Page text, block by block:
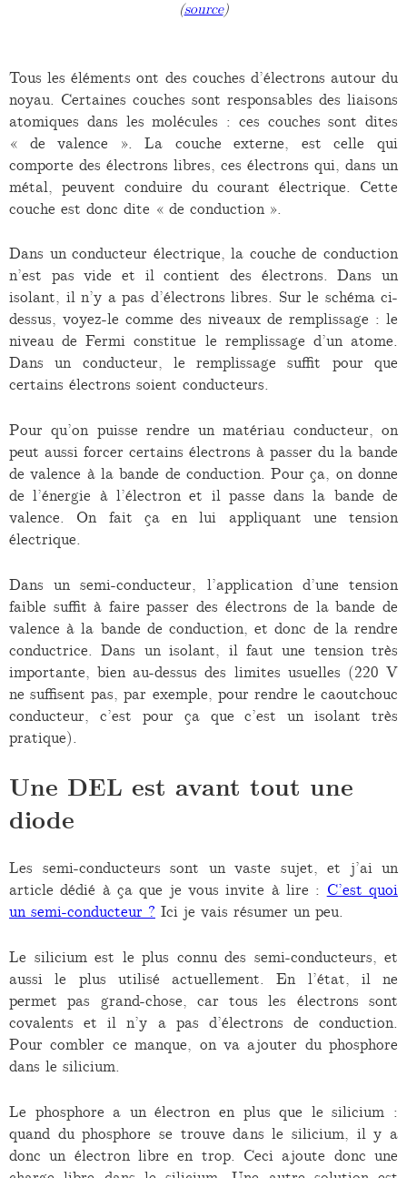
(source)
Tous les éléments ont des couches d’électrons autour du
noyau. Certaines couches sont responsables des liaisons
atomiques dans les molécules : ces couches sont dites
« de valence ». La couche externe, est celle qui
comporte des électrons libres, ces électrons qui, dans un
métal, peuvent conduire du courant électrique. Cette
couche est donc dite « de conduction ».
Dans un conducteur électrique, la couche de conduction
n’est pas vide et il contient des électrons. Dans un
isolant, il n’y a pas d’électrons libres. Sur le schéma ci-
dessus, voyez-le comme des niveaux de remplissage : le
niveau de Fermi constitue le remplissage d’un atome.
Dans un conducteur, le remplissage suffit pour que
certains électrons soient conducteurs.
Pour qu’on puisse rendre un matériau conducteur, on
peut aussi forcer certains électrons à passer du la bande
de valence à la bande de conduction. Pour ça, on donne
de l’énergie à l’électron et il passe dans la bande de
valence. On fait ça en lui appliquant une tension
électrique.
Dans un semi-conducteur, l’application d’une tension
faible suffit à faire passer des électrons de la bande de
valence à la bande de conduction, et donc de la rendre
conductrice. Dans un isolant, il faut une tension très
importante, bien au-dessus des limites usuelles (220 V
ne suffisent pas, par exemple, pour rendre le caoutchouc
conducteur, c’est pour ça que c’est un isolant très
pratique).
Une DEL est avant tout une
diode
Les semi-conducteurs sont un vaste sujet, et j’ai un
article dédié à ça que je vous invite à lire : C’est quoi
un semi-conducteur ? Ici je vais résumer un peu.
Le silicium est le plus connu des semi-conducteurs, et
aussi le plus utilisé actuellement. En l’état, il ne
permet pas grand-chose, car tous les électrons sont
covalents et il n’y a pas d’électrons de conduction.
Pour combler ce manque, on va ajouter du phosphore
dans le silicium.
Le phosphore a un électron en plus que le silicium :
quand du phosphore se trouve dans le silicium, il y a
donc un électron libre en trop. Ceci ajoute donc une